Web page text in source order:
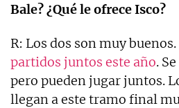
Bale? ¿Qué le ofrece Isco?
R: Los dos son muy buenos.
partidos juntos este año.
pero pueden jugar juntos.
llegan a este tramo final